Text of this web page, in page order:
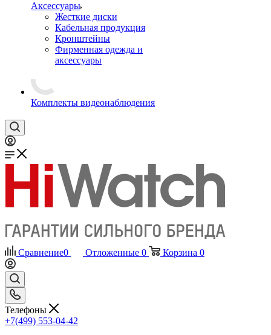
Аксессуары
Жесткие диски
Кабельная продукция
Кронштейны
Фирменная одежда и
аксессуары
Комплекты видеонаблюдения
Сравнение0 Отложенные 0 Корзина 0
Телефоны
+7(499) 553-04-42